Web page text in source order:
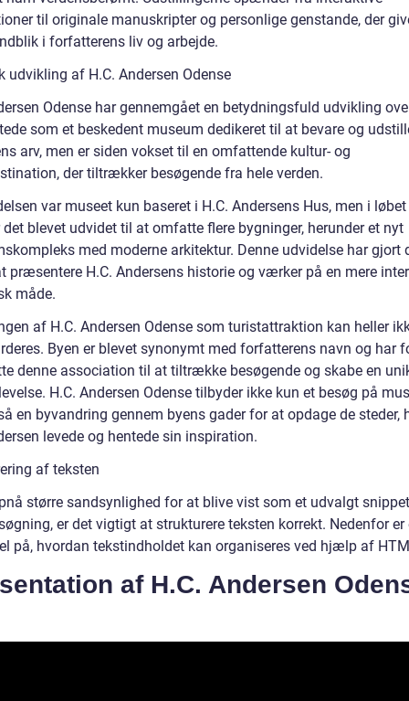
til originale manuskripter og personlige genstande, der
i forfatterens liv og arbejde.
udvikling af H.C. Andersen Odense
Odense har gennemgået en betydningsfuld udvikling
som et beskedent museum dedikeret til at bevare og
arv, men er siden vokset til en omfattende kultur- og
der tiltrækker besøgende fra hele verden.
var museet kun baseret i H.C. Andersens Hus, men i
det blevet udvidet til at omfatte flere bygninger, herunder et nyt
med moderne arkitektur. Denne udvidelse har gjort
præsentere H.C. Andersens historie og værker på en mere
måde.
af H.C. Andersen Odense som turistattraktion kan heller
Byen er blevet synonymt med forfatterens navn og har
denne association til at tiltrække besøgende og skabe en
H.C. Andersen Odense tilbyder ikke kun et besøg på
en byvandring gennem byens gader for at opdage de steder,
levede og hentede sin inspiration.
af teksten
større sandsynlighed for at blive vist som et udvalgt
er det vigtigt at strukturere teksten korrekt. Nedenfor er
på, hvordan tekstindholdet kan organiseres ved hjælp af
af H.C. Andersen